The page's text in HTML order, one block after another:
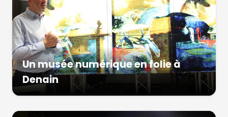
Un musée numérique en folie à
Denain